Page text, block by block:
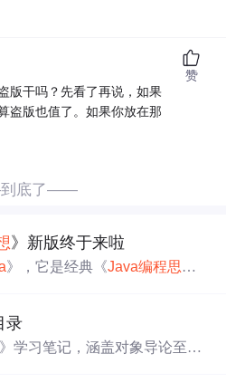
版干吗？先看了再说，如果
盗版也值了。如果你放在那
赞
底了——
》新版终于来啦
》，它是经典《Java编程思想
度赞誉，分基础卷和进阶卷，
录
》学习笔记，涵盖对象导论至并